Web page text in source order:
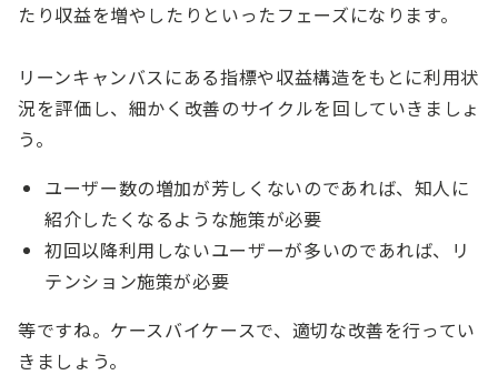
たり収益を増やしたりといったフェーズになります。
リーンキャンバスにある指標や収益構造をもとに利用状
況を評価し、細かく改善のサイクルを回していきましょ
う。
ユーザー数の増加が芳しくないのであれば、知人に
紹介したくなるような施策が必要
初回以降利用しないユーザーが多いのであれば、リ
テンション施策が必要
等ですね。ケースバイケースで、適切な改善を行ってい
きましょう。